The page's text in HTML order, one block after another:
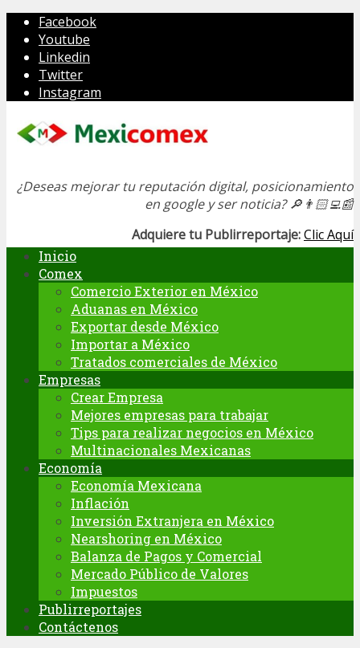
Facebook
Youtube
Linkedin
Twitter
Instagram
¿Deseas mejorar tu reputación digital, posicionamiento
en google y ser noticia?🔎👨🏻‍💻📰
Adquiere tu Publirreportaje:Clic Aquí
Inicio
Comex
Comercio Exterior en México
Aduanas en México
Exportar desde México
Importar a México
Tratados comerciales de México
Empresas
Crear Empresa
Mejores empresas para trabajar
Tips para realizar negocios en México
Multinacionales Mexicanas
Economía
Economía Mexicana
Inflación
Inversión Extranjera en México
Nearshoring en México
Balanza de Pagos y Comercial
Mercado Público de Valores
Impuestos
Publirreportajes
Contáctenos